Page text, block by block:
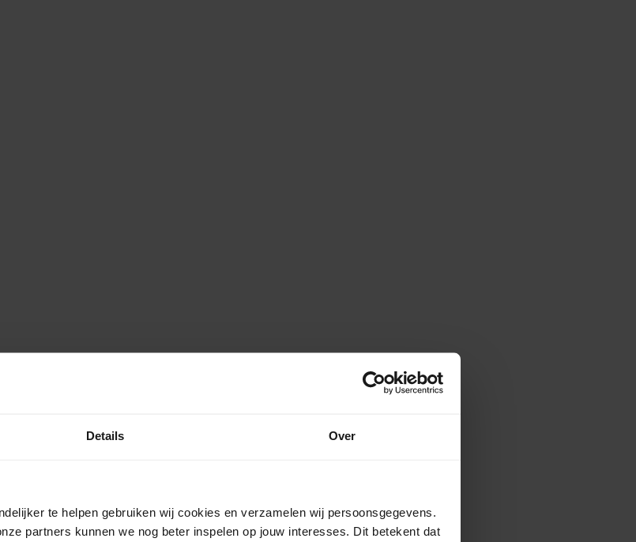
Details Over
te helpen gebruiken wij cookies en verzamelen wij persoonsgegevens.
partners kunnen we nog beter inspelen op jouw interesses. Dit betekent dat